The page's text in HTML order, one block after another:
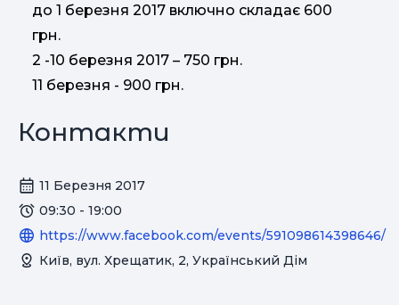
до 1 березня 2017 включно складає 600
грн.
2 -10 березня 2017 – 750 грн.
11 березня - 900 грн.
Контакти
11 Березня 2017
09:30 - 19:00
https://www.facebook.com/events/591098614398646/
Київ, вул. Хрещатик, 2, Український Дім